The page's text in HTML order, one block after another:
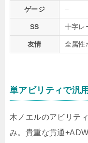
ゲージ –
SS 十字レ
友情 全属性
単アビリティで汎
木ノエルのアビリテ
み。貴重な貫通